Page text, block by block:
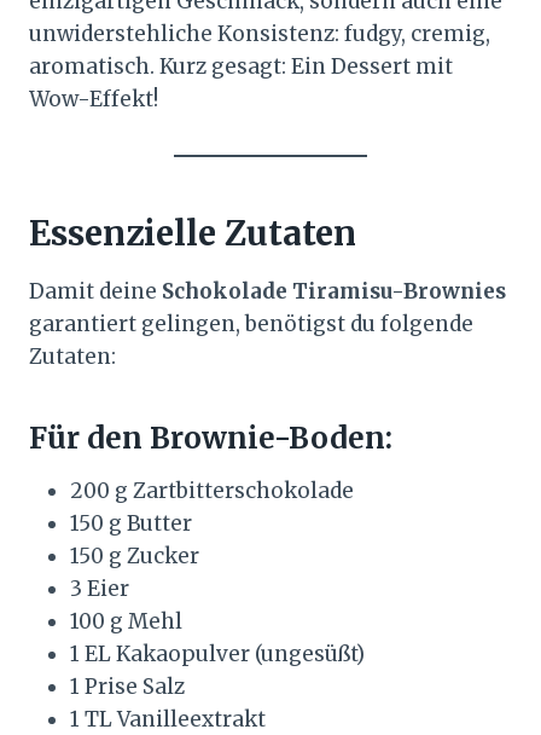
unwiderstehliche Konsistenz: fudgy, cremig,
aromatisch. Kurz gesagt: Ein Dessert mit
Wow-Effekt!
Essenzielle Zutaten
Damit deine Schokolade Tiramisu-Brownies
garantiert gelingen, benötigst du folgende
Zutaten:
Für den Brownie-Boden:
200 g Zartbitterschokolade
150 g Butter
150 g Zucker
3 Eier
100 g Mehl
1 EL Kakaopulver (ungesüßt)
1 Prise Salz
1 TL Vanilleextrakt